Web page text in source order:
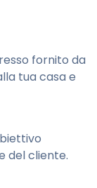
fornito da
tua casa e
del cliente.